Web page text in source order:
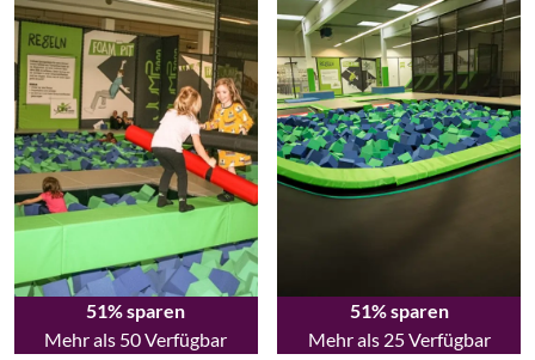
51% sparen
Mehr als 50 Verfügbar
51% sparen
Mehr als 25 Verfügbar